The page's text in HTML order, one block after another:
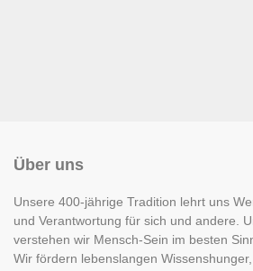
Über uns
Unsere 400-jährige Tradition lehrt uns
und Verantwortung für sich und andere.
verstehen wir Mensch-Sein im besten
Wir fördern lebenslangen